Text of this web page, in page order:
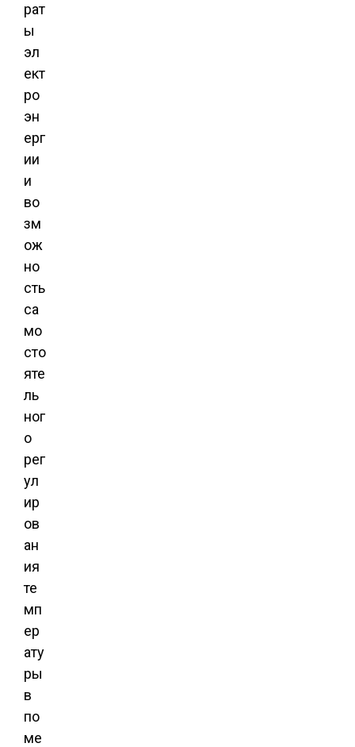
рат
ы
эл
ект
ро
эн
ерг
ии
и
во
зм
ож
но
сть
са
мо
сто
яте
ль
ног
о
рег
ул
ир
ов
ан
ия
те
мп
ер
ату
ры
в
по
ме